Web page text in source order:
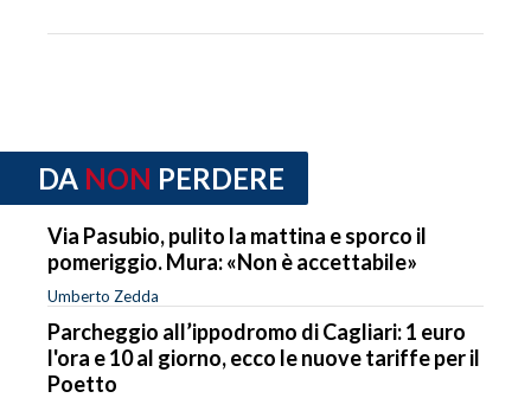
DA NON PERDERE
Via Pasubio, pulito la mattina e sporco il
pomeriggio. Mura: «Non è accettabile»
Umberto Zedda
Parcheggio all’ippodromo di Cagliari: 1 euro
l'ora e 10 al giorno, ecco le nuove tariffe per il
Poetto